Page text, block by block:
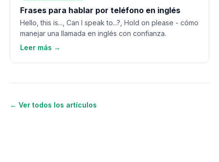
Frases para hablar por teléfono en inglés
Hello, this is..., Can I speak to...?, Hold on please - cómo
manejar una llamada en inglés con confianza.
Leer más →
← Ver todos los artículos